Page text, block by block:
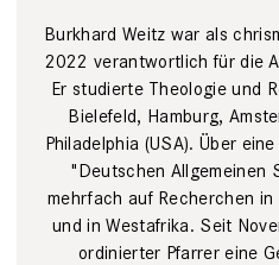
chrismon
plus
Lena
Uphoff
Burkhard Weitz war als
2022 verantwortlich für die
Er studierte Theologie und
Bielefeld, Hamburg,
Philadelphia (USA). Über
"Deutschen Allgemeinen
mehrfach auf Recherchen in
und in Westafrika. Seit
ordinierter Pfarrer eine